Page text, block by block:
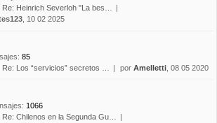
Re: Heinrich Severloh "La bes…
, 10 02 2025
: 85
Re: Los “servicios” secretos … por Amelletti , 08 05 2020
: 1066
Re: Chilenos en la Segunda Gu…